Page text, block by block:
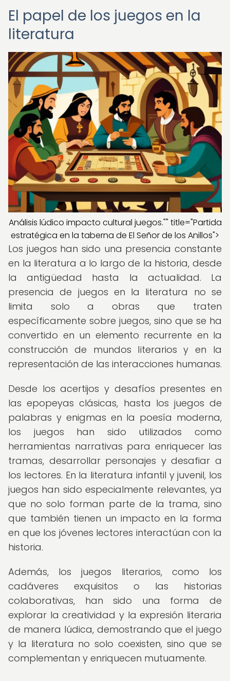
El papel de los juegos en la
literatura
Análisis lúdico impacto cultural juegos."" title="Partida
estratégica en la taberna de El Señor de los Anillos">
Los juegos han sido una presencia constante
en la literatura a lo largo de la historia, desde
la antigüedad hasta la actualidad. La
presencia de juegos en la literatura no se
limita solo a obras que traten
específicamente sobre juegos, sino que se ha
convertido en un elemento recurrente en la
construcción de mundos literarios y en la
representación de las interacciones humanas.
Desde los acertijos y desafíos presentes en
las epopeyas clásicas, hasta los juegos de
palabras y enigmas en la poesía moderna,
los juegos han sido utilizados como
herramientas narrativas para enriquecer las
tramas, desarrollar personajes y desafiar a
los lectores. En la literatura infantil y juvenil, los
juegos han sido especialmente relevantes, ya
que no solo forman parte de la trama, sino
que también tienen un impacto en la forma
en que los jóvenes lectores interactúan con la
historia.
Además, los juegos literarios, como los
cadáveres exquisitos o las historias
colaborativas, han sido una forma de
explorar la creatividad y la expresión literaria
de manera lúdica, demostrando que el juego
y la literatura no solo coexisten, sino que se
complementan y enriquecen mutuamente.